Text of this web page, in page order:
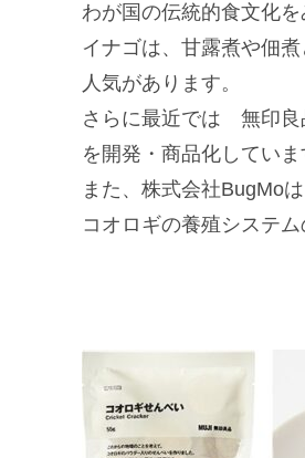
わが国の伝統的食文化
イナゴは、甘露煮や佃
人気があります。
さらに最近では 無印良
を開発・商品化していま
また、株式会社BugMo
コオロギの養殖システ